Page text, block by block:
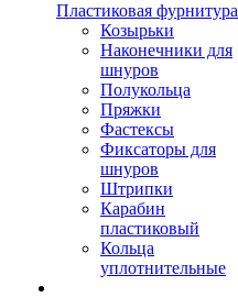
Пластиковая фурнитура
Козырьки
Наконечники для
шнуров
Полукольца
Пряжки
Фастексы
Фиксаторы для
шнуров
Штрипки
Карабин
пластиковый
Кольца
уплотнительные